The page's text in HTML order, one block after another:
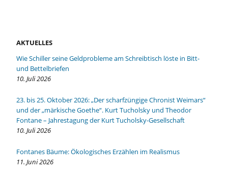
AKTUELLES
Wie Schiller seine Geldprobleme am Schreibtisch löste in Bitt-
und Bettelbriefen
10. Juli 2026
23. bis 25. Oktober 2026: „Der scharfzüngige Chronist Weimars“
und der „märkische Goethe“. Kurt Tucholsky und Theodor
Fontane – Jahrestagung der Kurt Tucholsky-Gesellschaft
10. Juli 2026
Fontanes Bäume: Ökologisches Erzählen im Realismus
11. Juni 2026